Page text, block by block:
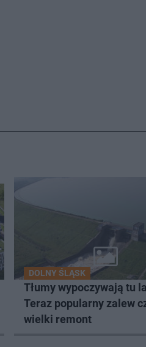
DOLNY ŚLĄSK
Tłumy wypoczywają tu
Teraz popularny zalew
wielki remont